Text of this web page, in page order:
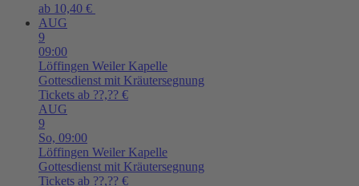
ab 10,40 €
AUG
9
09:00
Löffingen Weiler Kapelle
Gottesdienst mit Kräutersegnung
Tickets ab ??,?? €
AUG
9
So, 09:00
Löffingen Weiler Kapelle
Gottesdienst mit Kräutersegnung
Tickets ab ??,?? €